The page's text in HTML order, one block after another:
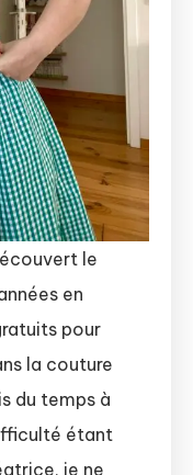
le
en
pour
la couture
du temps à
étant
je ne